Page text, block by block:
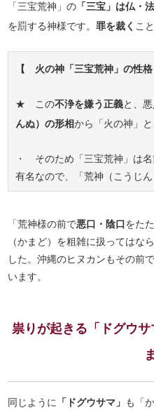
「三宝荒神」の 「三宝」は仏・
を罰する神様です。罪を裁く こ
【 火の神「三宝荒神」の性
★ この不浄を嫌う正義と、
んぬ）の形相から「火の神」と
・ そのため「三宝荒神」は名
有名なので、「荒神（こうじん
「荒神様の前で悪口・陰口をた
（かまど）を粗雑に扱ってはな
した。沖縄のヒヌカンもその前
います。
祟りが起きる「ドグウ
同じように 「ドグウサマ」 も「